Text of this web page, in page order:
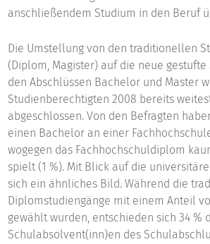
anschließendem Studium in den Beruf
Die Umstellung von den traditionellen
(Diplom, Magister) auf die neue
den Abschlüssen Bachelor und Master
Studienberechtigten 2008 bereits
abgeschlossen. Von den Befragten
einen Bachelor an einer
wogegen das Fachhochschuldiplom
spielt (1 %). Mit Blick auf die
sich ein ähnliches Bild. Während die
Diplomstudiengänge mit einem Anteil
gewählt wurden, entschieden sich 34 %
Schulabsolvent(inn)en des